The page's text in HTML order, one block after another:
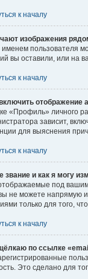
к началу
изображения
именем пользователя
вы оставили, или на
к началу
отображение
«Профиль» личного
зависит,
для выяснения
к началу
звание и как я могу
под
не можете напрямую
только для того,
к началу
по ссылке
Это сделано для